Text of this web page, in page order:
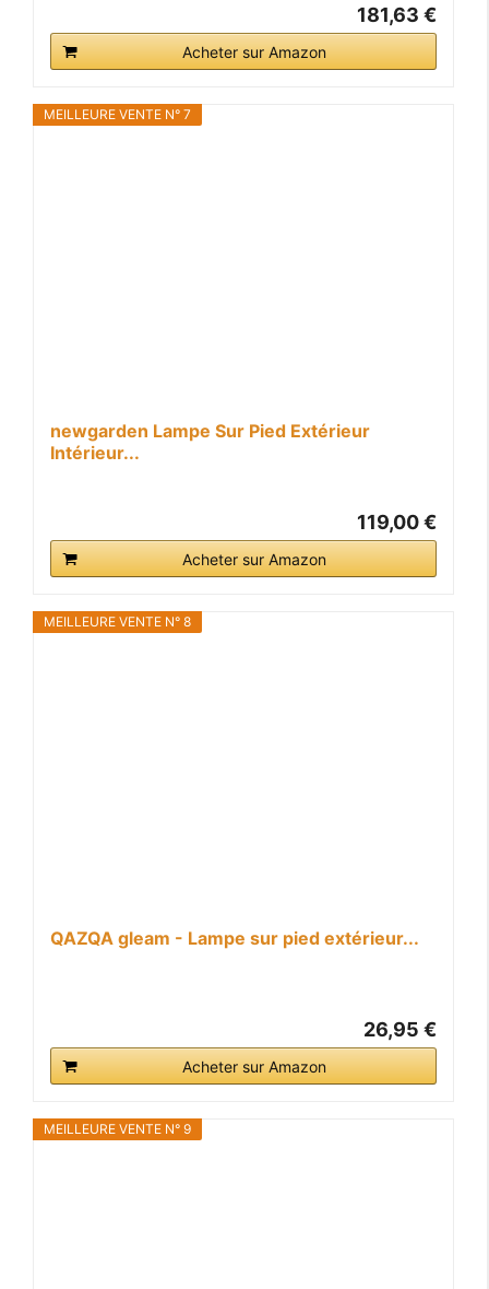
181,63 €
Acheter sur Amazon
MEILLEURE VENTE N° 7
newgarden Lampe Sur Pied Extérieur
Intérieur...
119,00 €
Acheter sur Amazon
MEILLEURE VENTE N° 8
QAZQA gleam - Lampe sur pied extérieur...
26,95 €
Acheter sur Amazon
MEILLEURE VENTE N° 9